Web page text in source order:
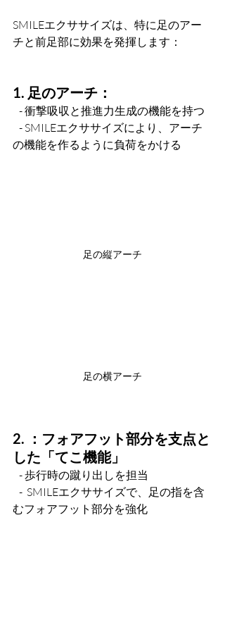
SMILEエクササイズは、特に足のアー
チと前足部に効果を発揮します：
1. 足のアーチ：
- 衝撃吸収と推進力生成の機能を持つ
- SMILEエクササイズにより、アーチ
の機能を作るように負荷をかける
足の縦アーチ
足の横アーチ
2. ：フォアフット部分を支点と
した「てこ機能」
- 歩行時の蹴り出しを担当
-  SMILEエクササイズで、足の指を含
むフォアフット部分を強化